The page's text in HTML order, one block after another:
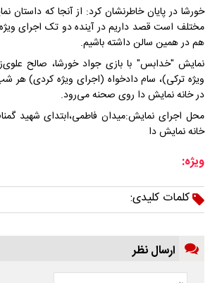
خورشا در پایان خاطرنشان کرد: از آنجا که داستان
مختلف است قصد داریم در آینده دو تک اجرای
هم در همین سالن داشته باشیم.
نمایش "خدابس" با بازی جواد خورشا، صالح
در خانه نمایش دا روی صحنه می‌رود.
خانه نمایش دا
ویژه:
کلمات کلیدی:
ارسال نظر